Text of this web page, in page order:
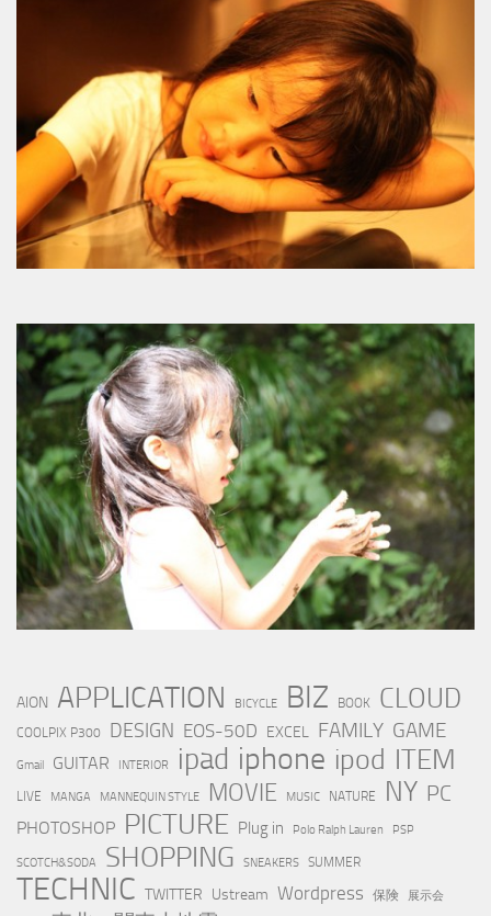
AION APPLICATION BICYCLE BIZ BOOK CLOUD
COOLPIX P300 DESIGN EOS-50D EXCEL FAMILY GAME
Gmail GUITAR INTERIOR ipad iphone ipod ITEM
LIVE MANGA MANNEQUIN STYLE MOVIE MUSIC NATURE NY PC
PHOTOSHOP PICTURE Plug in Polo Ralph Lauren PSP
SCOTCH&SODA SHOPPING SNEAKERS SUMMER
TECHNIC TWITTER Ustream Wordpress 保険 展示会